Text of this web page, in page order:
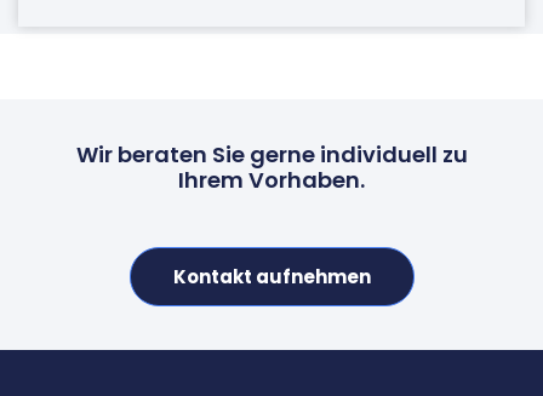
Wir beraten Sie gerne individuell zu
Ihrem Vorhaben.
Kontakt aufnehmen